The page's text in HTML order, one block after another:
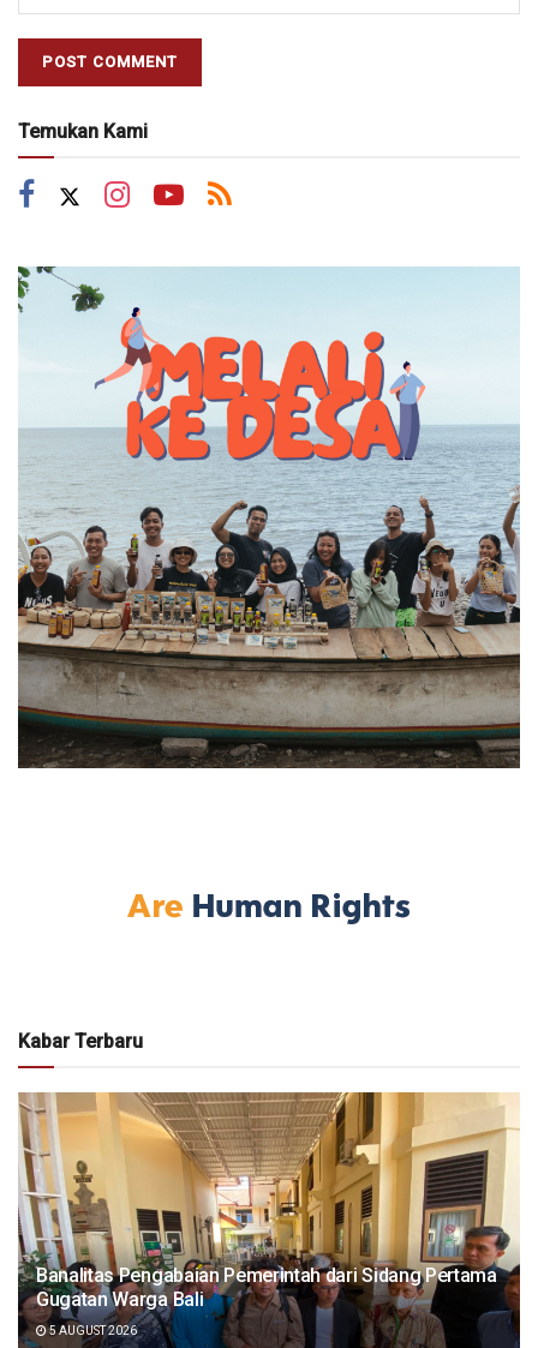
Temukan Kami
Kabar Terbaru
Banalitas Pengabaian Pemerintah dari Sidang Pertama
Gugatan Warga Bali
5 AUGUST 2026